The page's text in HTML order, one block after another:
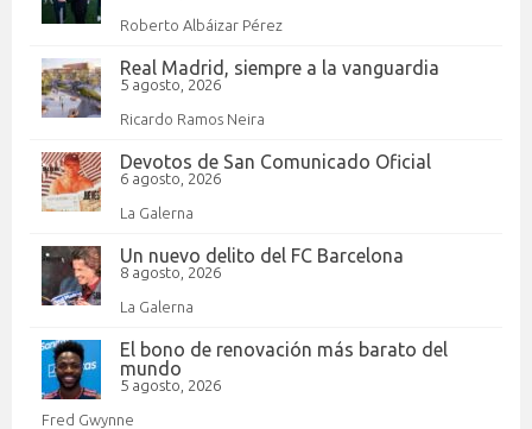
Roberto Albáizar Pérez
Real Madrid, siempre a la vanguardia
5 agosto, 2026
Ricardo Ramos Neira
Devotos de San Comunicado Oficial
6 agosto, 2026
La Galerna
Un nuevo delito del FC Barcelona
8 agosto, 2026
La Galerna
El bono de renovación más barato del
mundo
5 agosto, 2026
Fred Gwynne